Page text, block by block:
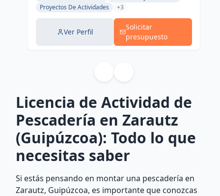
Proyectos De Actividades
+3
Ver Perfil
Solicitar
presupuesto
Licencia de Actividad de
Pescadería en Zarautz
(Guipúzcoa): Todo lo que
necesitas saber
Si estás pensando en montar una pescadería en
Zarautz, Guipúzcoa, es importante que conozcas